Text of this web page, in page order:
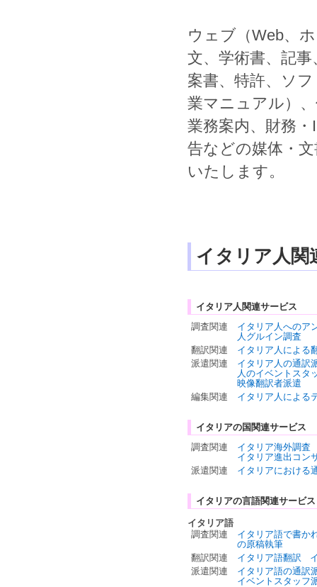
ウェブ （Web、
文、 学術書、 記事
案書、 特許、
ソ
業マニュアル）、
業務案内、 財務 ・
告などの媒体・
いたします。
イタリア人関
イタリア人関連サービス
調査関連
イタリア人へのア
人グルイン調査
翻訳関連
イタリア人による
派遣関連
イタリア人の通訳
人のイベントスタ
映像翻訳者派遣
編集関連
イタリア人による
イタリアの国関連サービス
調査関連
イタリア海外調査
イタリア進出コン
派遣関連
イタリアにおける
イタリアの言語関連サービス
イタリア語
調査関連
イタリア語で書か
の原稿執筆
翻訳関連
イタリア語翻訳
派遣関連
イタリア語の通訳
イベントスタッフ